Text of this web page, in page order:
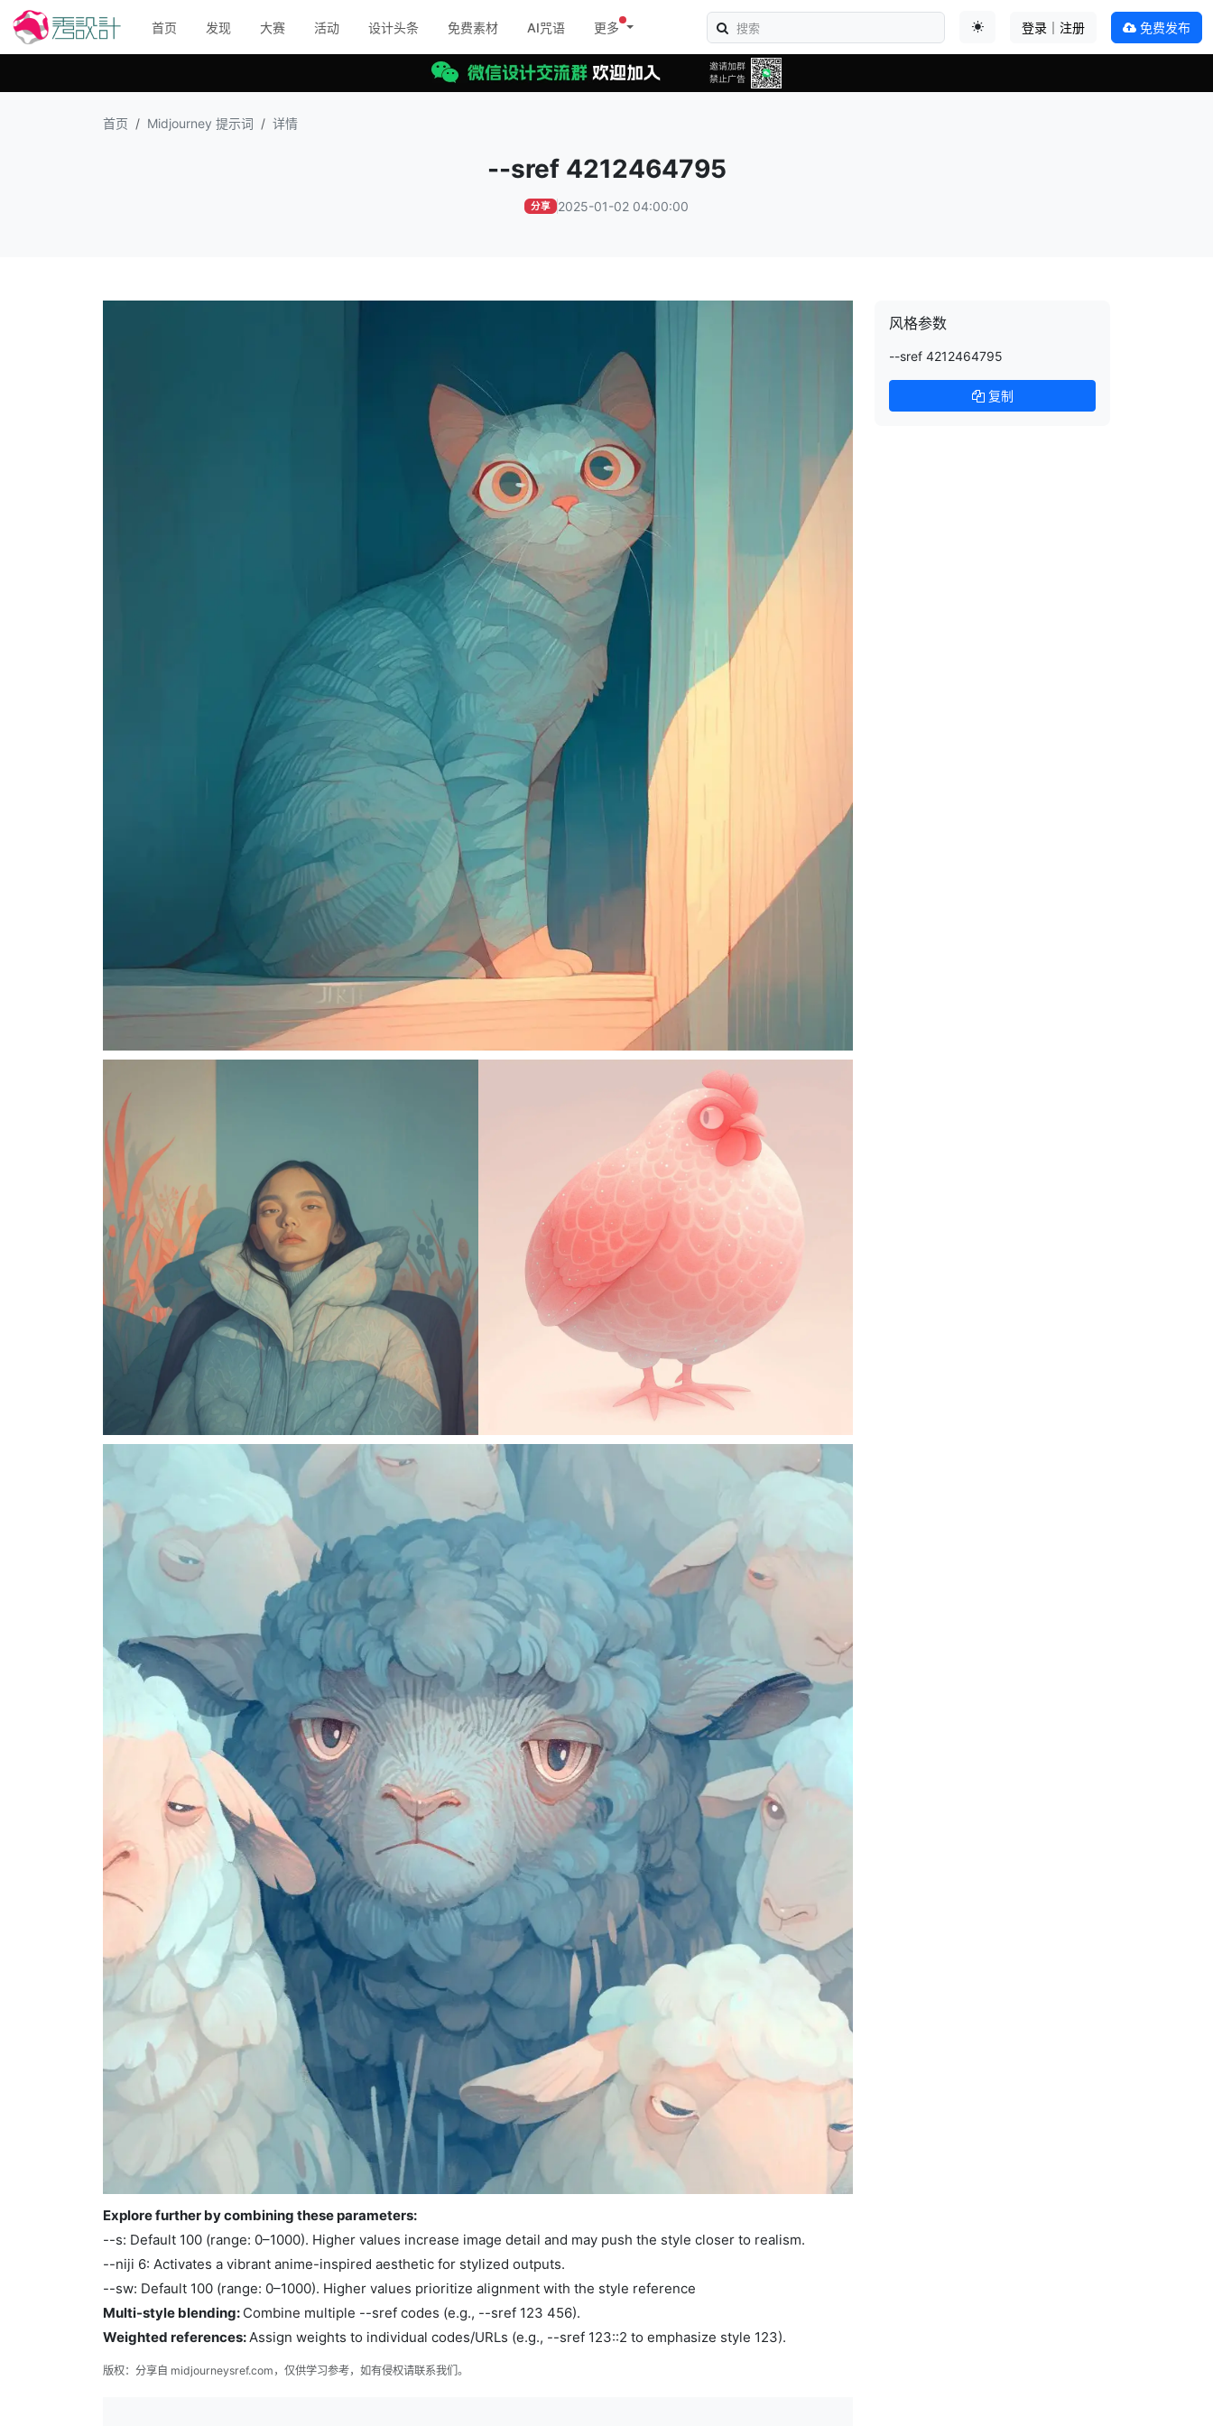
首页 发现 大赛 活动 设计头条 免费素材 AI咒语
更多
登录｜注册 免费发布
首页 Midjourney 提示词 详情
--sref 4212464795
分享 2025-01-02 04:00:00
Explore further by combining these parameters:
--s: Default 100 (range: 0–1000). Higher values increase image detail and may push the style closer to realism.
--niji 6: Activates a vibrant anime-inspired aesthetic for stylized outputs.
--sw: Default 100 (range: 0–1000). Higher values prioritize alignment with the style reference
Multi-style blending: Combine multiple --sref codes (e.g., --sref 123 456).
Weighted references:Assign weights to individual codes/URLs (e.g., --sref 123::2 to emphasize style 123).
版权：分享自 midjourneysref.com，仅供学习参考，如有侵权请联系我们。
风格参数
--sref 4212464795
复制